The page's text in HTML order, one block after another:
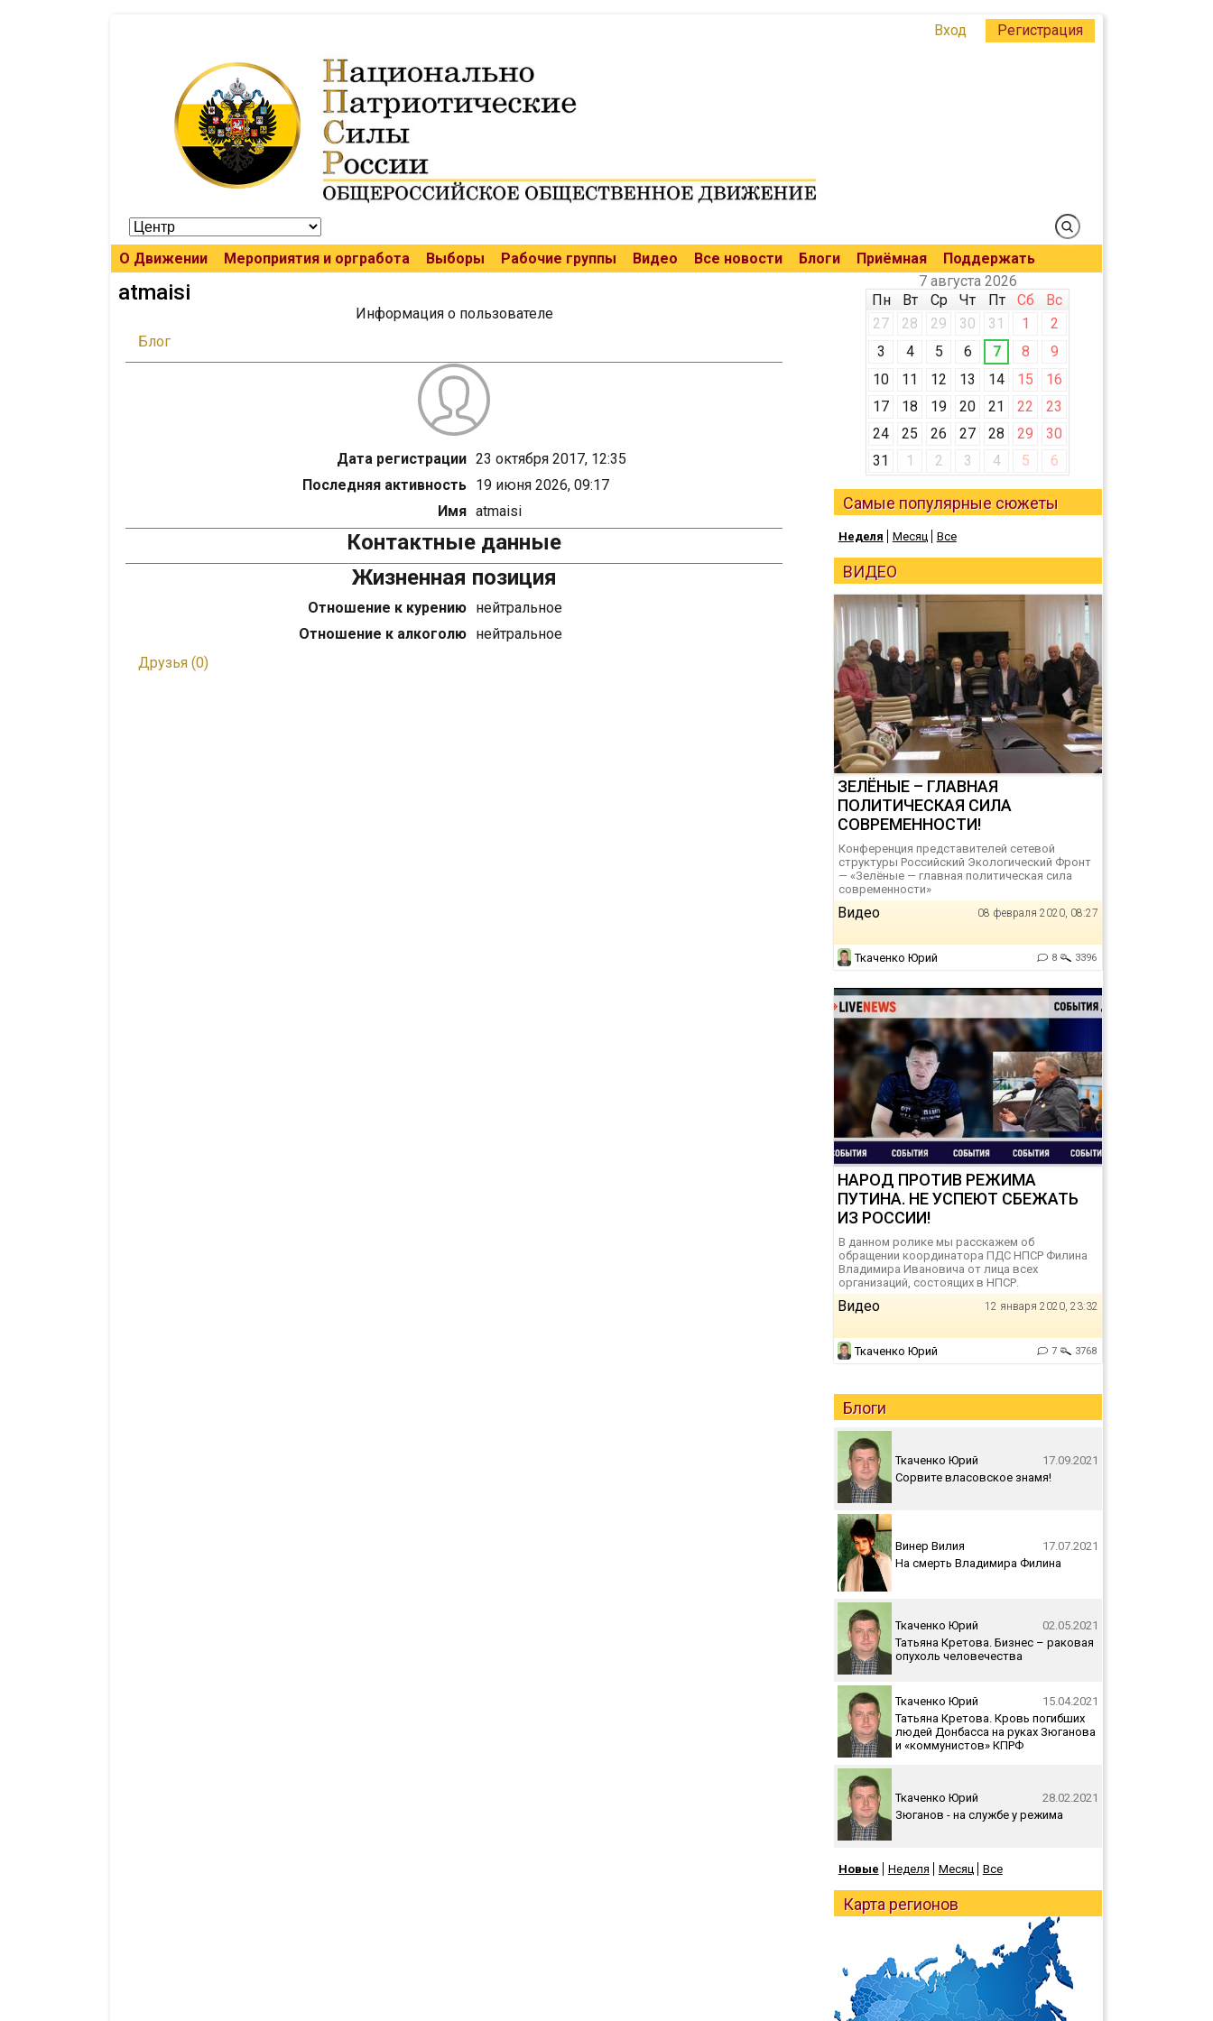
Вход Регистрация
О Движении Мероприятия и оргработа Выборы Рабочие группы Видео Все новости Блоги Приёмная Поддержать
atmaisi
Информация о пользователе
Блог
Дата регистрации 23 октября 2017, 12:35
Последняя активность 19 июня 2026, 09:17
Имя atmaisi
Контактные данные
Жизненная позиция
Отношение к курению нейтральное
Отношение к алкоголю нейтральное
Друзья (0)
7 августа 2026
Пн
Вт Ср Чт Пт Сб
Вс
27
28 29 30 31 1
2
3
4 5 6 7 8
9
10
11 12 13 14 15
16
17
18 19 20 21 22
23
24
25 26 27 28 29
30
31
1 2 3 4 5 6
Самые популярные сюжеты
Неделя Месяц Все
ВИДЕО
ЗЕЛЁНЫЕ – ГЛАВНАЯ
ПОЛИТИЧЕСКАЯ СИЛА
СОВРЕМЕННОСТИ!
Конференция представителей сетевой
структуры Российский Экологический Фронт
— «Зелёные — главная политическая сила
современности»
Видео 08 февраля 2020, 08:27
Ткаченко Юрий 8 3396
НАРОД ПРОТИВ РЕЖИМА
ПУТИНА. НЕ УСПЕЮТ СБЕЖАТЬ
ИЗ РОССИИ!
В данном ролике мы расскажем об
обращении координатора ПДС НПСР Филина
Владимира Ивановича от лица всех
организаций, состоящих в НПСР.
Видео 12 января 2020, 23:32
Ткаченко Юрий 7 3768
Блоги
Ткаченко Юрий
17.09.2021
Сорвите власовское знамя!
Винер Вилия
17.07.2021
На смерть Владимира Филина
Ткаченко Юрий
02.05.2021
Татьяна Кретова. Бизнес – раковая
опухоль человечества
Ткаченко Юрий
15.04.2021
Татьяна Кретова. Кровь погибших
людей Донбасса на руках Зюганова
и «коммунистов» КПРФ
Ткаченко Юрий
28.02.2021
Зюганов - на службе у режима
Новые Неделя Месяц Все
Карта регионов